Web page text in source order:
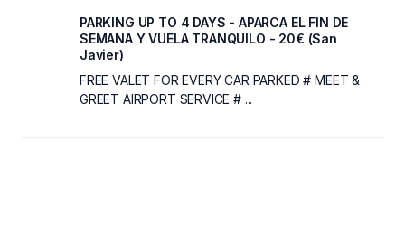
PARKING UP TO 4 DAYS - APARCA EL FIN DE
SEMANA Y VUELA TRANQUILO - 20€ (San
Javier)
FREE VALET FOR EVERY CAR PARKED # MEET &
GREET AIRPORT SERVICE # ...